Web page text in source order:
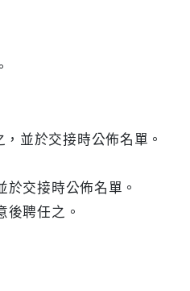
並於交接時公佈名單。
交接時公佈名單。
聘任之。